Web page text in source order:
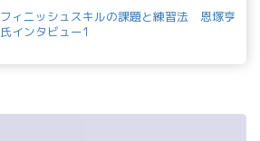
フィニッシュスキルの課題と練習法 恩塚亨
氏インタビュー1